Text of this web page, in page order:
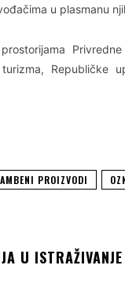
u plasmanu
Republičke
PROIZVODI
U